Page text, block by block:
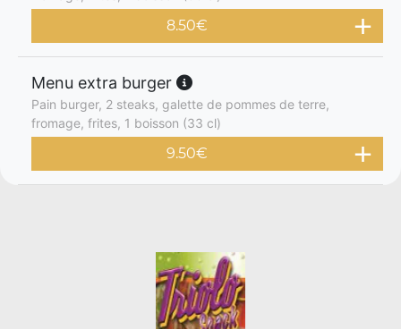
8.50€
Menu extra burger
Pain burger, 2 steaks, galette de pommes de terre,
fromage, frites, 1 boisson (33 cl)
9.50€